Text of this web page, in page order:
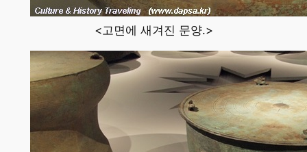
<고면에 새겨진 문양.>